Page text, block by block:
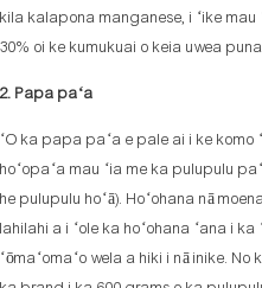
kila kalapona manganese, i ʻike mau
30% oi ke kumukuai o keia uwea
2. Papa paʻa
ʻO ka papa paʻa e pale ai i ke komo
hoʻopaʻa mau ʻia me ka pulupulu
he pulupulu hoʻā). Hoʻohana nā
lahilahi a i ʻole ka hoʻohana ʻana i
ʻōmaʻomaʻo wela a hiki i nā inike.